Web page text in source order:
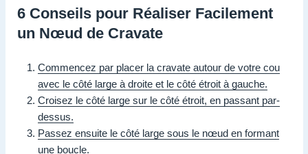
6 Conseils pour Réaliser Facilement
un Nœud de Cravate
Commencez par placer la cravate autour de votre cou
avec le côté large à droite et le côté étroit à gauche.
Croisez le côté large sur le côté étroit, en passant par-
dessus.
Passez ensuite le côté large sous le nœud en formant
une boucle.